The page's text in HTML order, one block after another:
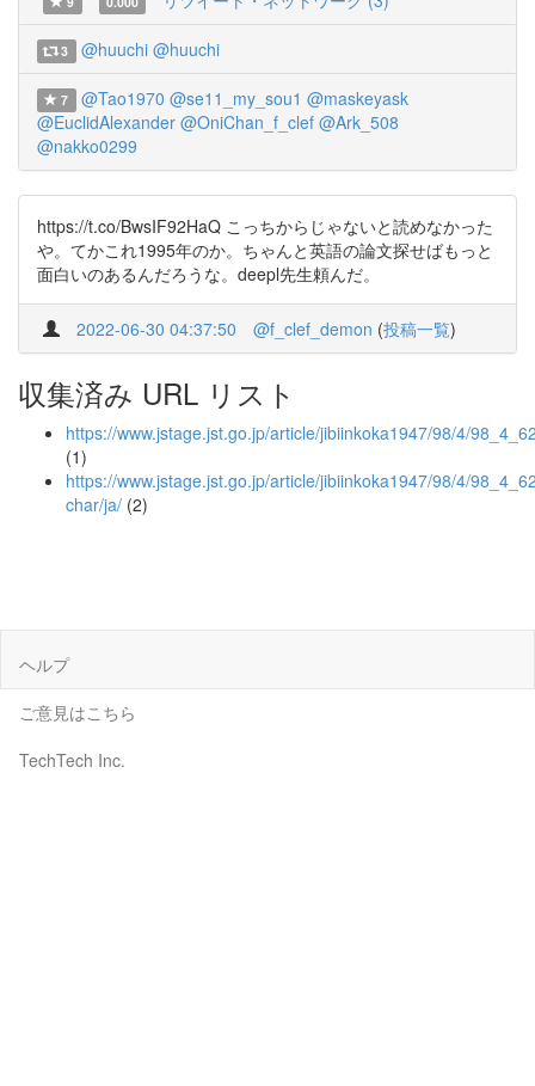
3 @huuchi @huuchi
7 @Tao1970 @se11_my_sou1 @maskeyask
@EuclidAlexander @OniChan_f_clef @Ark_508
@nakko0299
https://t.co/BwsIF92HaQ こっちからじゃないと読めなかった
や。てかこれ1995年のか。ちゃんと英語の論文探せばもっと
面白いのあるんだろうな。deepl先生頼んだ。
2022-06-30 04:37:50 @f_clef_demon (投稿一覧)
収集済み URL リスト
https://www.jstage.jst.go.jp/article/jibiinkoka1947/98/4/
(1)
https://www.jstage.jst.go.jp/article/jibiinkoka1947/98/4/
char/ja/ (2)
ヘルプ
ご意見はこちら
TechTech Inc.